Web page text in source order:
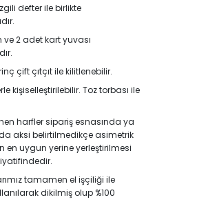
defter ile birlikte
2 adet kart yuvası
çift çıtçıt ile kilitlenebilir.
kişiselleştirilebilir. Toz torbası ile
harfler sipariş esnasında ya
aksi belirtilmedikçe asimetrik
en uygun yerine yerleştirilmesi
tamamen el işçiliği ile
dikilmiş olup %100